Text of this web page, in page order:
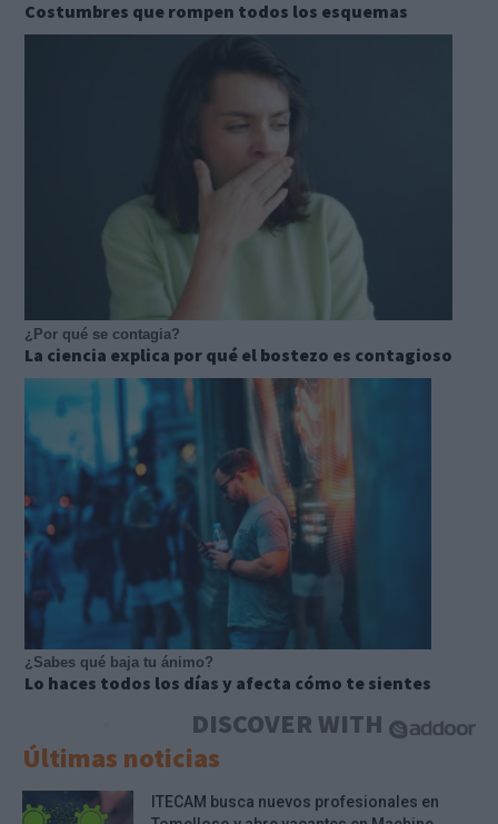
Costumbres que rompen todos los esquemas
¿Por qué se contagia?
La ciencia explica por qué el bostezo es contagioso
¿Sabes qué baja tu ánimo?
Lo haces todos los días y afecta cómo te sientes
DISCOVER WITH
Últimas noticias
ITECAM busca nuevos profesionales en